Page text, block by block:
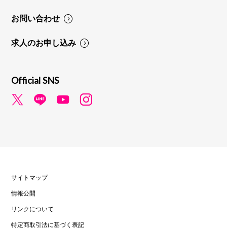
お問い合わせ
求人のお申し込み
Official SNS
サイトマップ
情報公開
リンクについて
特定商取引法に基づく表記